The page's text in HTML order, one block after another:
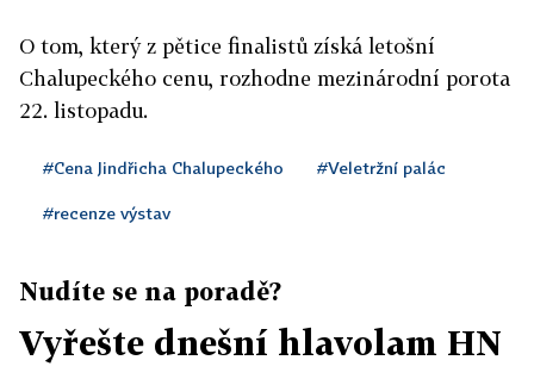
O tom, který z pětice finalistů získá letošní
Chalupeckého cenu, rozhodne mezinárodní porota
22. listopadu.
#Cena Jindřicha Chalupeckého #Veletržní palác
#recenze výstav
Nudíte se na poradě?
Vyřešte dnešní hlavolam HN